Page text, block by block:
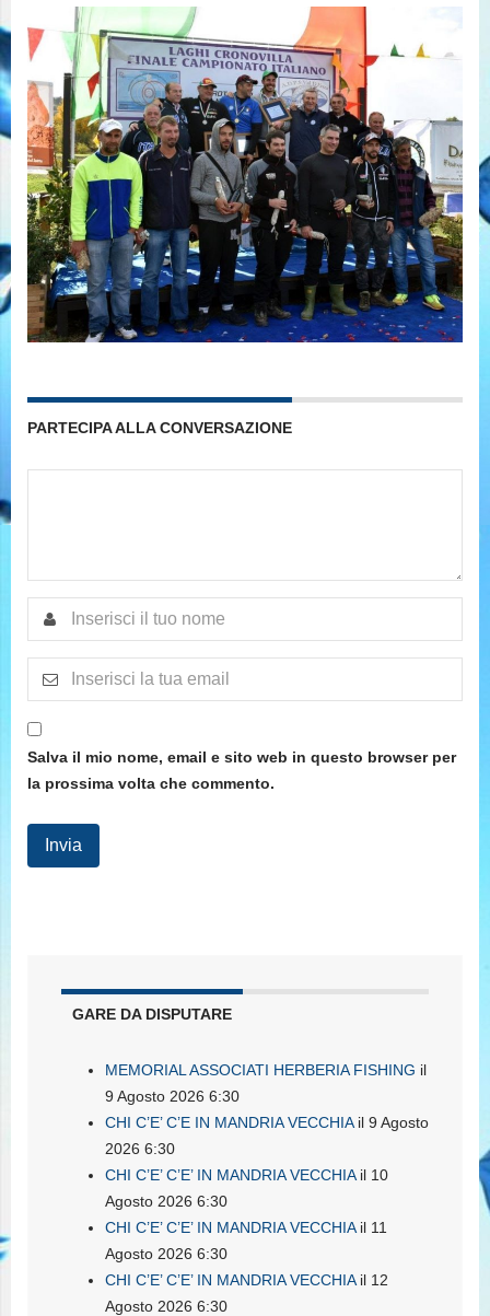
PARTECIPA ALLA CONVERSAZIONE
Salva il mio nome, email e sito web in questo browser per
la prossima volta che commento.
GARE DA DISPUTARE
MEMORIAL ASSOCIATI HERBERIA FISHING il
9 Agosto 2026 6:30
CHI C’E’ C’E IN MANDRIA VECCHIAil 9 Agosto
2026 6:30
CHI C’E’ C’E’ IN MANDRIA VECCHIAil 10
Agosto 2026 6:30
CHI C’E’ C’E’ IN MANDRIA VECCHIAil 11
Agosto 2026 6:30
CHI C’E’ C’E’ IN MANDRIA VECCHIAil 12
Agosto 2026 6:30